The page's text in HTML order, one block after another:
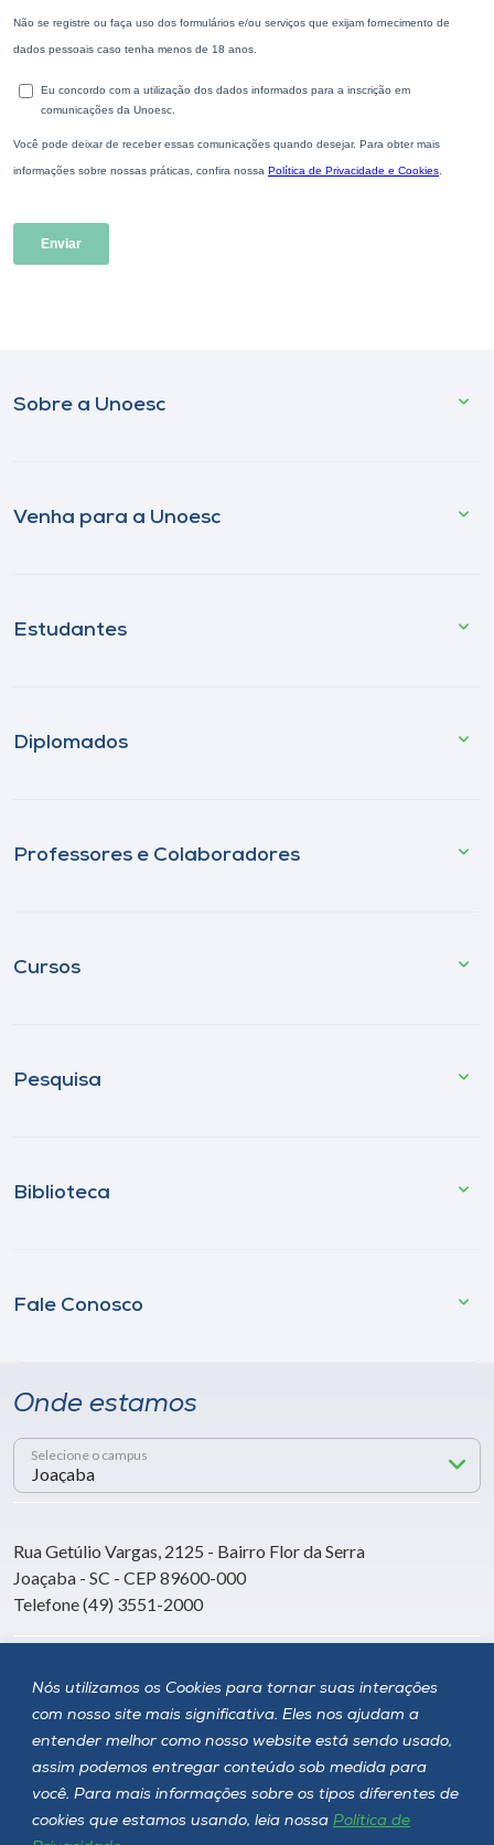
Nós utilizamos os Cookies para tornar suas interações
com nosso site mais significativa. Eles nos ajudam a
entender melhor como nosso website está sendo usado,
assim podemos entregar conteúdo sob medida para
você. Para mais informações sobre os tipos diferentes de
cookies que estamos usando, leia nossa Política de
Sobre a Unoesc
Venha para a Unoesc
Estudantes
Diplomados
Professores e Colaboradores
Cursos
Pesquisa
Biblioteca
Fale Conosco
Onde estamos
Selecione o campus
Rua Getúlio Vargas, 2125 - Bairro Flor da Serra
Joaçaba - SC - CEP 89600-000
Telefone (49) 3551-2000
Siga a Unoesc